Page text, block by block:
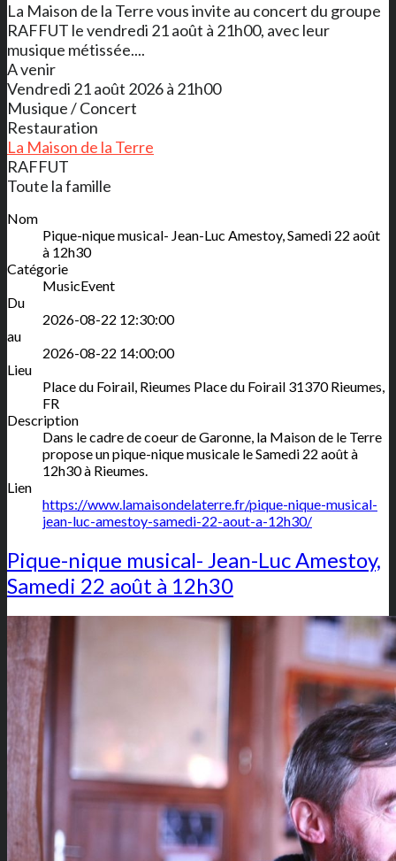
La Maison de la Terre vous invite au concert du groupe
RAFFUT le vendredi 21 août à 21h00, avec leur
musique métissée....
A venir
Vendredi 21 août 2026 à 21h00
Musique / Concert
Restauration
La Maison de la Terre
RAFFUT
Toute la famille
Nom
Pique-nique musical- Jean-Luc Amestoy, Samedi 22 août
à 12h30
Catégorie
MusicEvent
Du
2026-08-22 12:30:00
au
2026-08-22 14:00:00
Lieu
Place du Foirail, Rieumes Place du Foirail 31370 Rieumes,
FR
Description
Dans le cadre de coeur de Garonne, la Maison de le Terre
propose un pique-nique musicale le Samedi 22 août à
12h30 à Rieumes.
Lien
https://www.lamaisondelaterre.fr/pique-nique-musical-
jean-luc-amestoy-samedi-22-aout-a-12h30/
Pique-nique musical- Jean-Luc Amestoy,
Samedi 22 août à 12h30